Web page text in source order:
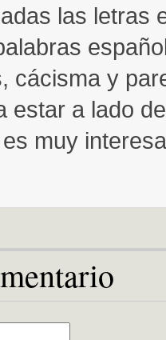
las letras
cácisma y
estar a lado
muy